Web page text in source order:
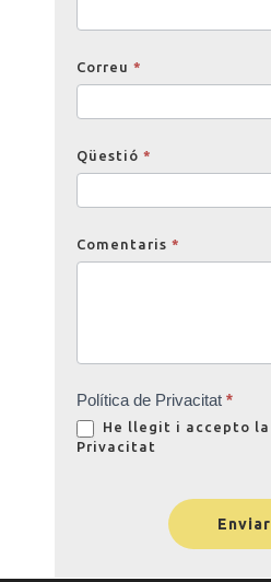
Correu *
Qüestió *
Comentaris *
Política de Privacitat *
He llegit i accepto la
Privacitat
Enviar